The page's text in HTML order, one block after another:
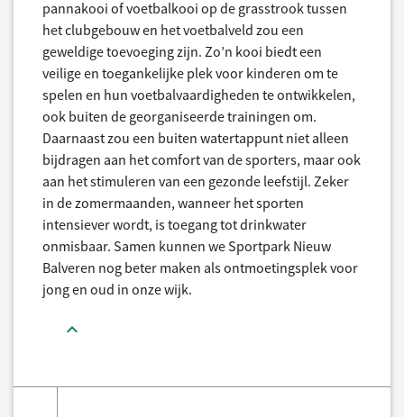
pannakooi of voetbalkooi op de grasstrook tussen
het clubgebouw en het voetbalveld zou een
geweldige toevoeging zijn. Zo’n kooi biedt een
veilige en toegankelijke plek voor kinderen om te
spelen en hun voetbalvaardigheden te ontwikkelen,
ook buiten de georganiseerde trainingen om.
Daarnaast zou een buiten watertappunt niet alleen
bijdragen aan het comfort van de sporters, maar ook
aan het stimuleren van een gezonde leefstijl. Zeker
in de zomermaanden, wanneer het sporten
intensiever wordt, is toegang tot drinkwater
onmisbaar. Samen kunnen we Sportpark Nieuw
Balveren nog beter maken als ontmoetingsplek voor
jong en oud in onze wijk.